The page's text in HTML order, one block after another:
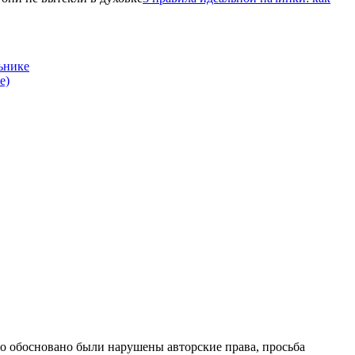
обосновано были нарушены авторские права, просьба